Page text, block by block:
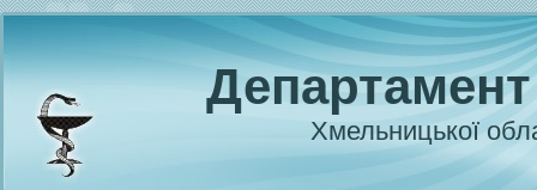
Хмельницької